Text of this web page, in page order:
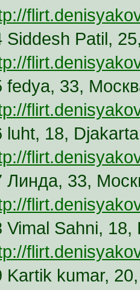
Siddesh Patil,
fedya, 33,
luht, 18,
Линда, 33,
Vimal Sahni,
Kartik kumar,